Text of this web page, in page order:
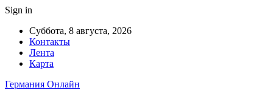
Sign in
Суббота, 8 августа, 2026
Контакты
Лента
Карта
Германия Онлайн